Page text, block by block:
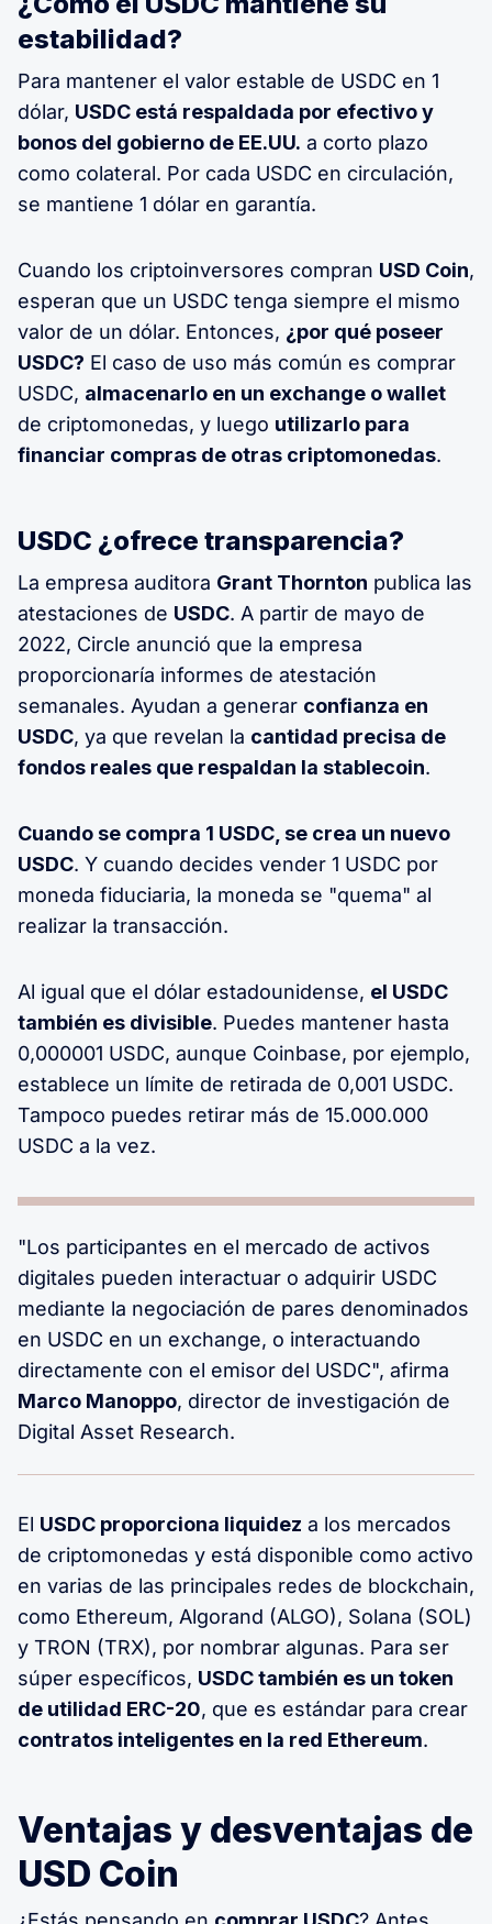
estabilidad?
Para mantener el valor estable de USDC en 1
dólar, USDC está respaldada por efectivo y
bonos del gobierno de EE.UU. a corto plazo
como colateral. Por cada USDC en circulación,
se mantiene 1 dólar en garantía.
Cuando los criptoinversores compran USD Coin,
esperan que un USDC tenga siempre el mismo
valor de un dólar. Entonces, ¿por qué poseer
USDC? El caso de uso más común es comprar
USDC, almacenarlo en un exchange o wallet
de criptomonedas, y luego utilizarlo para
financiar compras de otras criptomonedas.
USDC ¿ofrece transparencia?
La empresa auditora Grant Thornton publica las
atestaciones de USDC. A partir de mayo de
2022, Circle anunció que la empresa
proporcionaría informes de atestación
semanales. Ayudan a generar confianza en
USDC, ya que revelan la cantidad precisa de
fondos reales que respaldan la stablecoin.
Cuando se compra 1 USDC, se crea un nuevo
USDC. Y cuando decides vender 1 USDC por
moneda fiduciaria, la moneda se "quema" al
realizar la transacción.
Al igual que el dólar estadounidense, el USDC
también es divisible. Puedes mantener hasta
0,000001 USDC, aunque Coinbase, por ejemplo,
establece un límite de retirada de 0,001 USDC.
Tampoco puedes retirar más de 15.000.000
USDC a la vez.
"Los participantes en el mercado de activos
digitales pueden interactuar o adquirir USDC
mediante la negociación de pares denominados
en USDC en un exchange, o interactuando
directamente con el emisor del USDC", afirma
Marco Manoppo, director de investigación de
Digital Asset Research.
El USDC proporciona liquidez a los mercados
de criptomonedas y está disponible como activo
en varias de las principales redes de blockchain,
como Ethereum, Algorand (ALGO), Solana (SOL)
y TRON (TRX), por nombrar algunas. Para ser
súper específicos, USDC también es un token
de utilidad ERC-20, que es estándar para crear
contratos inteligentes en la red Ethereum.
Ventajas y desventajas de
USD Coin